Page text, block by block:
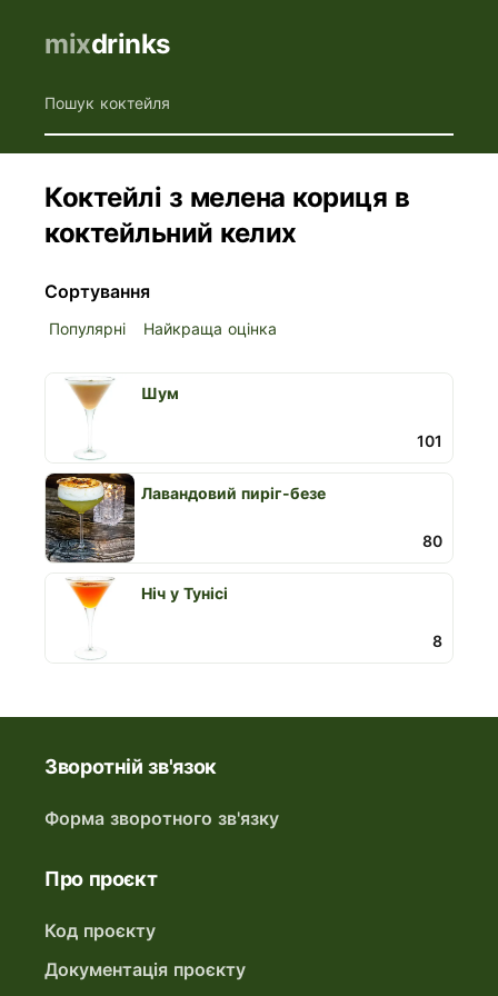
mixdrinks
Пошук коктейля
Коктейлі з мелена кориця в
коктейльний келих
Сортування
Популярні Найкраща оцінка
101
Шум
80
Лавандовий пиріг-безе
8
Ніч у Тунісі
Зворотній зв'язок
Форма зворотного зв'язку
Про проєкт
Код проєкту
Документація проєкту